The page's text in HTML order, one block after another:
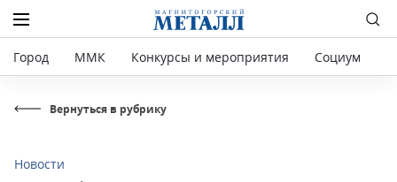
Город ММК Конкурсы и мероприятия Социум
Вернуться в рубрику
Новости